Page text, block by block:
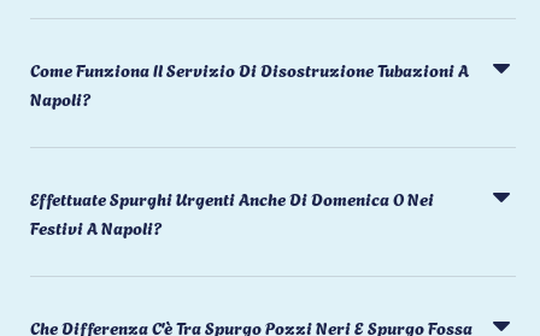
Come Funziona Il Servizio Di Disostruzione Tubazioni A
Napoli?
Effettuate Spurghi Urgenti Anche Di Domenica O Nei
Festivi A Napoli?
Che Differenza C'è Tra Spurgo Pozzi Neri E Spurgo Fossa